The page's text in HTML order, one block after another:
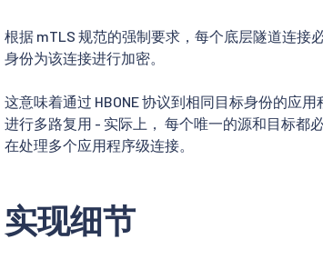
根据 mTLS 规范的强制要求，每个底层隧道连接
身份为该连接进行加密。
这意味着通过 HBONE 协议到相同目标身份的应
进行多路复用 - 实际上， 每个唯一的源和目标都
在处理多个应用程序级连接。
实现细节